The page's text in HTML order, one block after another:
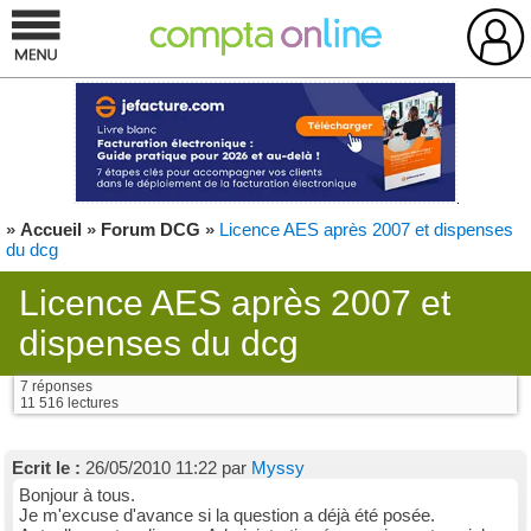
» Accueil » Forum DCG » Licence AES après 2007 et dispenses
du dcg
Licence AES après 2007 et
dispenses du dcg
7 réponses
11 516 lectures
Ecrit le : 26/05/2010 11:22 par Myssy
Bonjour à tous.
Je m'excuse d'avance si la question a déjà été posée.